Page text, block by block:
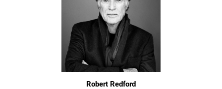
Robert Redford